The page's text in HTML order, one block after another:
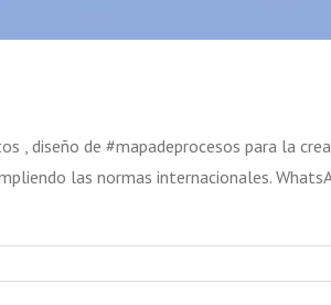
, diseño de #mapadeprocesos para la
las normas internacionales.